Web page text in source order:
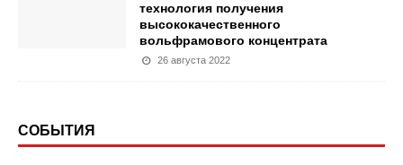
технология получения
высококачественного
вольфрамового концентрата
26 августа 2022
СОБЫТИЯ